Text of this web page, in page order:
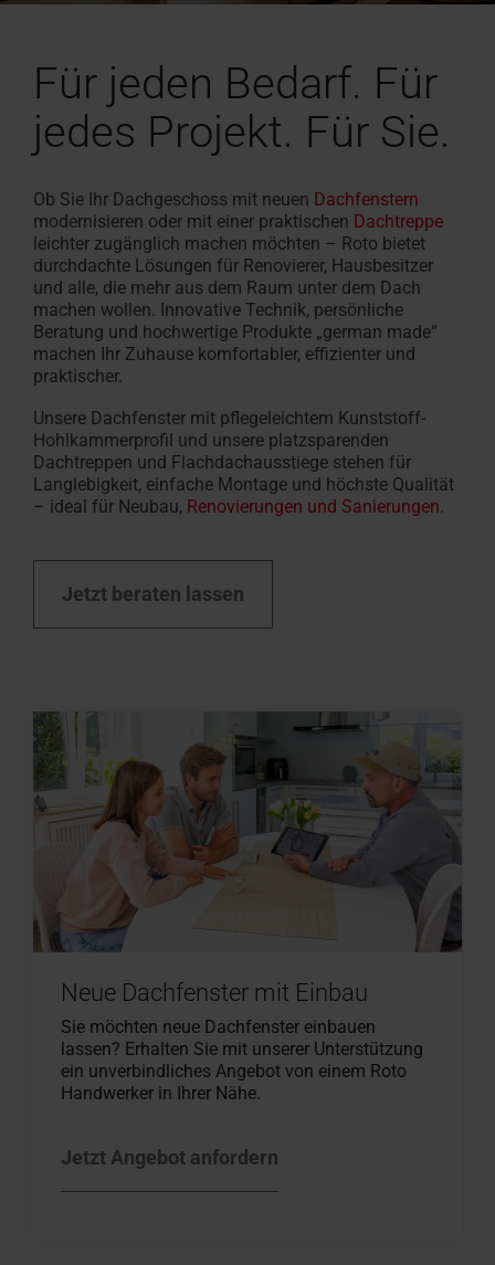
Für jeden Bedarf. Für
jedes Projekt. Für Sie.
Ob Sie Ihr Dachgeschoss mit neuen Dachfenstern
modernisieren oder mit einer praktischen Dachtreppe
leichter zugänglich machen möchten – Roto bietet
durchdachte Lösungen für Renovierer, Hausbesitzer
und alle, die mehr aus dem Raum unter dem Dach
machen wollen. Innovative Technik, persönliche
Beratung und hochwertige Produkte „german made“
machen Ihr Zuhause komfortabler, effizienter und
praktischer.
Unsere Dachfenster mit pflegeleichtem Kunststoff-
Hohlkammerprofil und unsere platzsparenden
Dachtreppen und Flachdachausstiege stehen für
Langlebigkeit, einfache Montage und höchste Qualität
– ideal für Neubau, Renovierungen und Sanierungen.
Jetzt beraten lassen
Neue Dachfenster mit Einbau
Sie möchten neue Dachfenster einbauen
lassen? Erhalten Sie mit unserer Unterstützung
ein unverbindliches Angebot von einem Roto
Handwerker in Ihrer Nähe.
Jetzt Angebot anfordern